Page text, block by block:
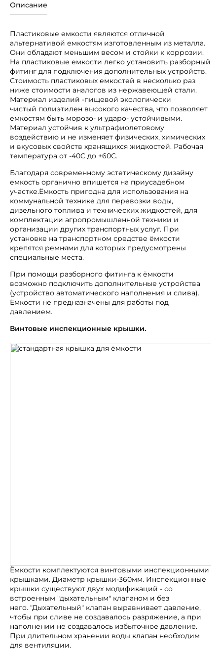
Описание
Пластиковые емкости являются отличной
альтернативой емкостям изготовленным из металла.
Они обладают меньшим весом и стойки к коррозии.
На пластиковые емкости легко установить разборный
фитинг для подключения дополнительных устройств.
Стоимость пластиковых емкостей в несколько раз
ниже стоимости аналогов из нержавеющей стали.
Материал изделий -пищевой экологически
чистый полиэтилен высокого качества, что позволяет
емкостям быть морозо- и ударо- устойчивыми.
Материал устойчив к ультрафиолетовому
воздействию и не изменяет физических, химических
и вкусовых свойств хранящихся жидкостей. Рабочая
температура от -40С до +60С.
Благодаря современному эстетическому дизайну
емкость органично впишется на приусадебном
участке.Ёмкость пригодна для использования на
коммунальной технике для перевозки воды,
дизельного топлива и технических жидкостей, для
комплектации агропромышленной техники и
организации других транспортных услуг. При
установке на транспортном средстве ёмкости
крепятся ремнями для которых предусмотрены
специальные места.
При помощи разборного фитинга к ёмкости
возможно подключить дополнительные устройства
(устройство автоматического наполнения и слива).
Ёмкости не предназначены для работы под
давлением.
Винтовые инспекционные крышки.
Ёмкости комплектуются винтовыми инспекционными
крышками. Диаметр крышки-360мм. Инспекционные
крышки существуют двух модификаций - со
встроенным "дыхательным" клапаном и без
него. "Дыхательный" клапан выравнивает давление,
чтобы при сливе не создавалось разряжение, а при
наполнении не создавалось избыточное давление.
При длительном хранении воды клапан необходим
для вентиляции.